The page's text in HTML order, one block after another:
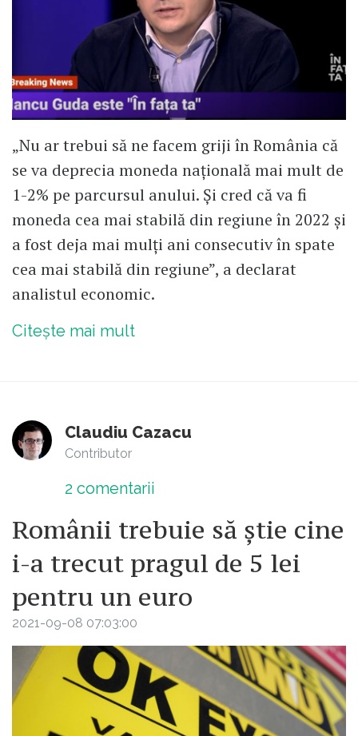
„Nu ar trebui să ne facem griji în România că
se va deprecia moneda națională mai mult de
1-2% pe parcursul anului. Și cred că va fi
moneda cea mai stabilă din regiune în 2022 și
a fost deja mai mulți ani consecutiv în spate
cea mai stabilă din regiune”, a declarat
analistul economic.
Citește mai mult
Claudiu Cazacu
Contributor
2 comentarii
Românii trebuie să știe cine
i-a trecut pragul de 5 lei
pentru un euro
2021-09-08 07:03:00